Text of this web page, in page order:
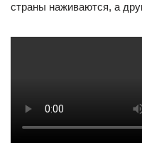
страны наживаются, а